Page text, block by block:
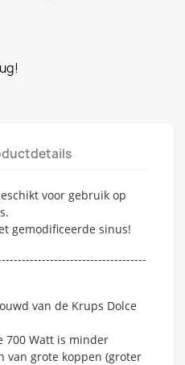
voor gebruik op
gemodificeerde sinus!
van de Krups Dolce
700 Watt is minder
van grote koppen (groter